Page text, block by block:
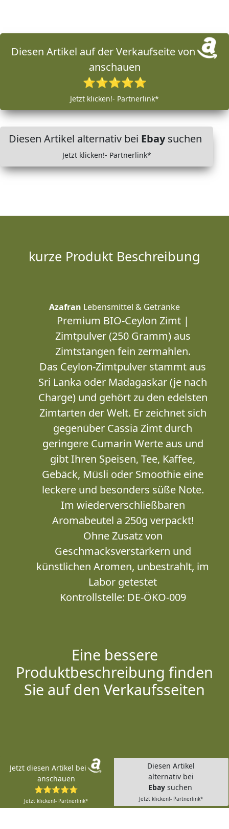
Diesen Artikel auf der Verkaufseite von
anschauen
⭐⭐⭐⭐⭐
Jetzt klicken!- Partnerlink*
Diesen Artikel alternativ bei Ebaysuchen
Jetzt klicken!- Partnerlink*
kurze Produkt Beschreibung
Azafran Lebensmittel & Getränke
Premium BIO-Ceylon Zimt |
Zimtpulver (250 Gramm) aus
Zimtstangen fein zermahlen.
Das Ceylon-Zimtpulver stammt aus
Sri Lanka oder Madagaskar (je nach
Charge) und gehört zu den edelsten
Zimtarten der Welt. Er zeichnet sich
gegenüber Cassia Zimt durch
geringere Cumarin Werte aus und
gibt Ihren Speisen, Tee, Kaffee,
Gebäck, Müsli oder Smoothie eine
leckere und besonders süße Note.
Im wiederverschließbaren
Aromabeutel a 250g verpackt!
Ohne Zusatz von
Geschmacksverstärkern und
künstlichen Aromen, unbestrahlt, im
Labor getestet
Kontrollstelle: DE-ÖKO-009
Eine bessere
Produktbeschreibung finden
Sie auf den Verkaufsseiten
Jetzt diesen Artikel bei
anschauen
⭐⭐⭐⭐⭐
Jetzt klicken!- Partnerlink*
Diesen Artikel
alternativ bei
Ebay suchen
Jetzt klicken!- Partnerlink*